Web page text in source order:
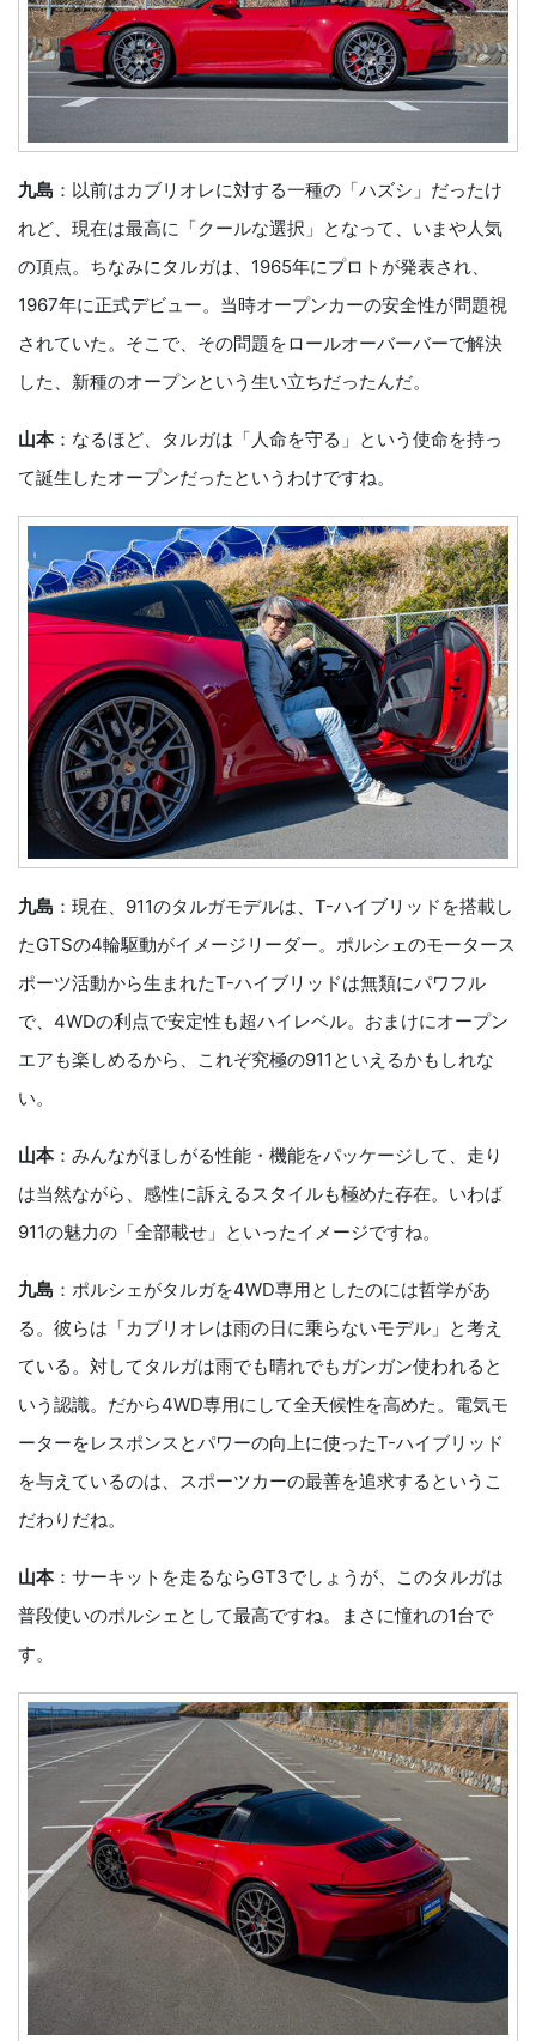
九島 ：以前はカブリオレに対する一種の「ハズシ」だったけ
れど、現在は最高に「クールな選択」となって、いまや人気
の頂点。ちなみにタルガは、1965年にプロトが発表され、
1967年に正式デビュー。当時オープンカーの安全性が問題視
されていた。そこで、その問題をロールオーバーバーで解決
した、新種のオープンという生い立ちだったんだ。
山本：なるほど、タルガは「人命を守る」という使命を持っ
て誕生したオープンだったというわけですね。
九島 ：現在、911のタルガモデルは、T-ハイブリッドを搭載し
たGTSの4輪駆動がイメージリーダー。ポルシェのモータース
ポーツ活動から生まれたT-ハイブリッドは無類にパワフル
で、4WDの利点で安定性も超ハイレベル。おまけにオープン
エアも楽しめるから、これぞ究極の911といえるかもしれな
い。
山本：みんながほしがる性能・機能をパッケージして、走り
は当然ながら、感性に訴えるスタイルも極めた存在。いわば
911の魅力の「全部載せ」といったイメージですね。
九島 ：ポルシェがタルガを4WD専用としたのには哲学があ
る。彼らは「カブリオレは雨の日に乗らないモデル」と考え
ている。対してタルガは雨でも晴れでもガンガン使われると
いう認識。だから4WD専用にして全天候性を高めた。電気モ
ーターをレスポンスとパワーの向上に使ったT-ハイブリッド
を与えているのは、スポーツカーの最善を追求するというこ
だわりだね。
山本：サーキットを走るならGT3でしょうが、このタルガは
普段使いのポルシェとして最高ですね。まさに憧れの1台で
す。